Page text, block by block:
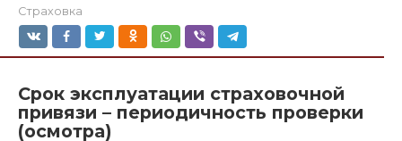
Страховка
Срок эксплуатации страховочной
привязи – периодичность проверки
(осмотра)